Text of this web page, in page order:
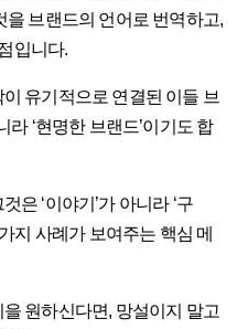
을 브랜드의 언어로 번역하고,
입니다.
유기적으로 연결된 이들 브
라 ‘현명한 브랜드’이기도 합
은 ‘이야기’가 아니라 ‘구
지 사례가 보여주는 핵심 메
원하신다면, 망설이지 말고